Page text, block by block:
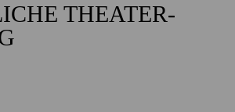
THEATER­